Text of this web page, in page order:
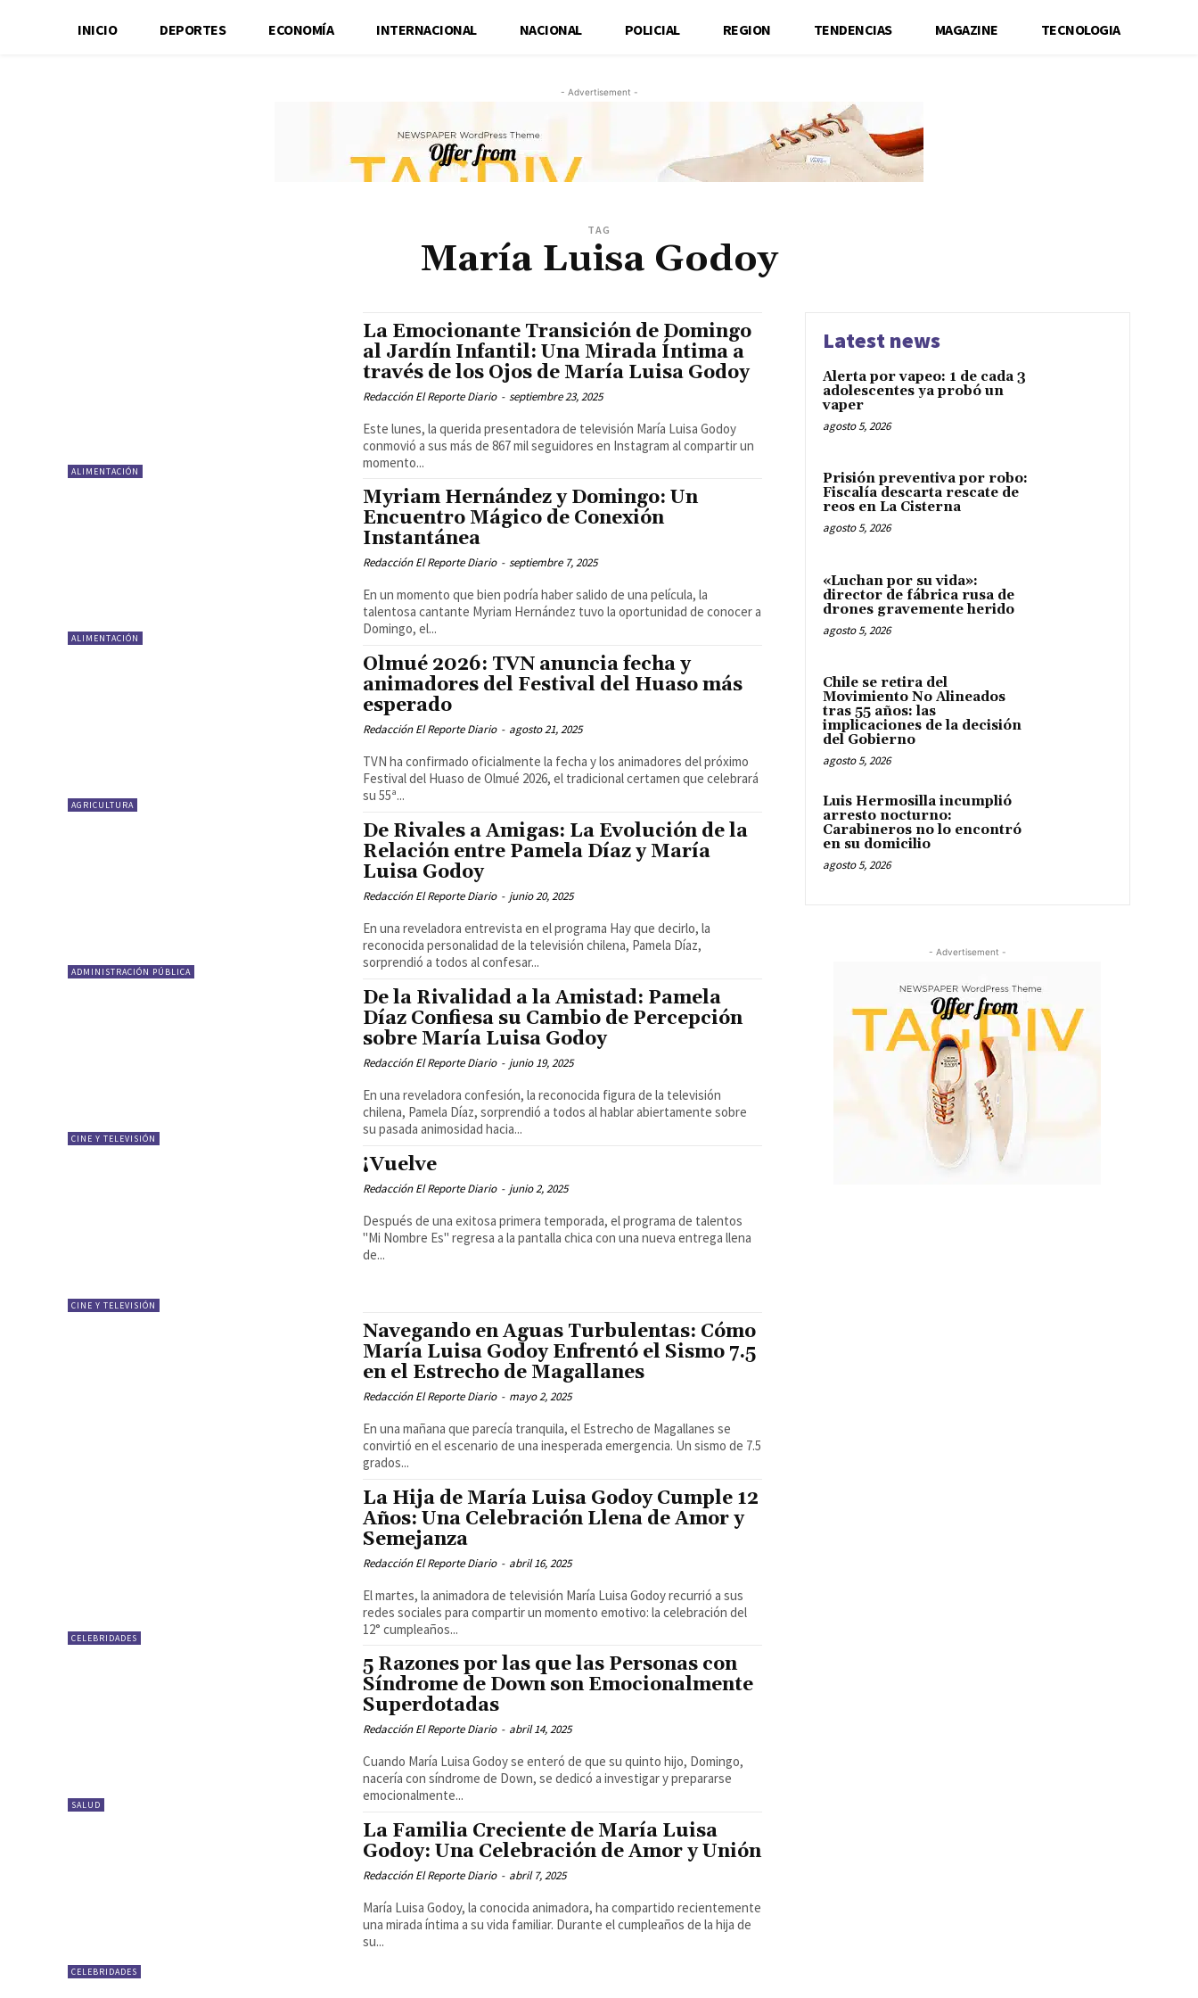
INICIO DEPORTES ECONOMÍA INTERNACIONAL NACIONAL POLICIAL REGION TENDENCIAS MAGAZINE TECNOLOGIA
- Advertisement -
TAG
María Luisa Godoy
ALIMENTACIÓN
La Emocionante Transición de Domingo
al Jardín Infantil: Una Mirada Íntima a
través de los Ojos de María Luisa Godoy
Redacción El Reporte Diario - septiembre 23, 2025
Este lunes, la querida presentadora de televisión María Luisa Godoy
conmovió a sus más de 867 mil seguidores en Instagram al compartir un
momento...
ALIMENTACIÓN
Myriam Hernández y Domingo: Un
Encuentro Mágico de Conexión
Instantánea
Redacción El Reporte Diario - septiembre 7, 2025
En un momento que bien podría haber salido de una película, la
talentosa cantante Myriam Hernández tuvo la oportunidad de conocer a
Domingo, el...
AGRICULTURA
Olmué 2026: TVN anuncia fecha y
animadores del Festival del Huaso más
esperado
Redacción El Reporte Diario - agosto 21, 2025
TVN ha confirmado oficialmente la fecha y los animadores del próximo
Festival del Huaso de Olmué 2026, el tradicional certamen que celebrará
su 55ª...
ADMINISTRACIÓN PÚBLICA
De Rivales a Amigas: La Evolución de la
Relación entre Pamela Díaz y María
Luisa Godoy
Redacción El Reporte Diario - junio 20, 2025
En una reveladora entrevista en el programa Hay que decirlo, la
reconocida personalidad de la televisión chilena, Pamela Díaz,
sorprendió a todos al confesar...
CINE Y TELEVISIÓN
De la Rivalidad a la Amistad: Pamela
Díaz Confiesa su Cambio de Percepción
sobre María Luisa Godoy
Redacción El Reporte Diario - junio 19, 2025
En una reveladora confesión, la reconocida figura de la televisión
chilena, Pamela Díaz, sorprendió a todos al hablar abiertamente sobre
su pasada animosidad hacia...
CINE Y TELEVISIÓN
¡Vuelve
Redacción El Reporte Diario - junio 2, 2025
Después de una exitosa primera temporada, el programa de talentos
"Mi Nombre Es" regresa a la pantalla chica con una nueva entrega llena
de...
Navegando en Aguas Turbulentas: Cómo
María Luisa Godoy Enfrentó el Sismo 7.5
en el Estrecho de Magallanes
Redacción El Reporte Diario - mayo 2, 2025
En una mañana que parecía tranquila, el Estrecho de Magallanes se
convirtió en el escenario de una inesperada emergencia. Un sismo de 7.5
grados...
CELEBRIDADES
La Hija de María Luisa Godoy Cumple 12
Años: Una Celebración Llena de Amor y
Semejanza
Redacción El Reporte Diario - abril 16, 2025
El martes, la animadora de televisión María Luisa Godoy recurrió a sus
redes sociales para compartir un momento emotivo: la celebración del
12° cumpleaños...
SALUD
5 Razones por las que las Personas con
Síndrome de Down son Emocionalmente
Superdotadas
Redacción El Reporte Diario - abril 14, 2025
Cuando María Luisa Godoy se enteró de que su quinto hijo, Domingo,
nacería con síndrome de Down, se dedicó a investigar y prepararse
emocionalmente...
CELEBRIDADES
La Familia Creciente de María Luisa
Godoy: Una Celebración de Amor y Unión
Redacción El Reporte Diario - abril 7, 2025
María Luisa Godoy, la conocida animadora, ha compartido recientemente
una mirada íntima a su vida familiar. Durante el cumpleaños de la hija de
su...
Latest news
Alerta por vapeo: 1 de cada 3
adolescentes ya probó un
vaper
agosto 5, 2026
Prisión preventiva por robo:
Fiscalía descarta rescate de
reos en La Cisterna
agosto 5, 2026
«Luchan por su vida»:
director de fábrica rusa de
drones gravemente herido
agosto 5, 2026
Chile se retira del
Movimiento No Alineados
tras 55 años: las
implicaciones de la decisión
del Gobierno
agosto 5, 2026
Luis Hermosilla incumplió
arresto nocturno:
Carabineros no lo encontró
en su domicilio
agosto 5, 2026
- Advertisement -